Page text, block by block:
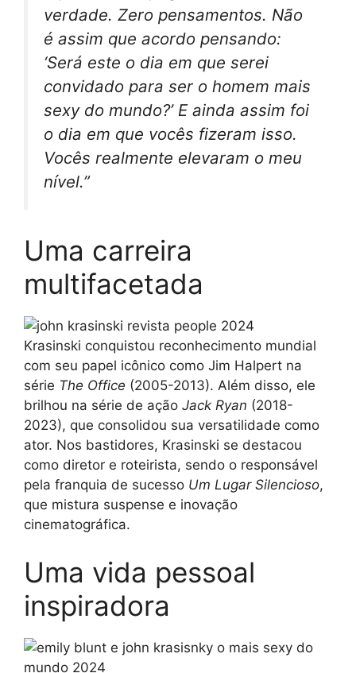
verdade. Zero pensamentos. Não
é assim que acordo pensando:
‘Será este o dia em que serei
convidado para ser o homem mais
sexy do mundo?’ E ainda assim foi
o dia em que vocês fizeram isso.
Vocês realmente elevaram o meu
nível.”
Uma carreira
multifacetada
Krasinski conquistou reconhecimento mundial
com seu papel icônico como Jim Halpert na
série The Office (2005-2013). Além disso, ele
brilhou na série de ação Jack Ryan (2018-
2023), que consolidou sua versatilidade como
ator. Nos bastidores, Krasinski se destacou
como diretor e roteirista, sendo o responsável
pela franquia de sucesso Um Lugar Silencioso,
que mistura suspense e inovação
cinematográfica.
Uma vida pessoal
inspiradora